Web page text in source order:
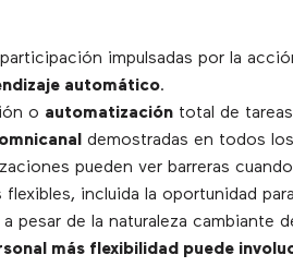
impulsadas por la
automático.
o automatización total de
demostradas en todos
pueden ver barreras
flexibles, incluida la oportunidad
a pesar de la naturaleza cambiante
más flexibilidad puede